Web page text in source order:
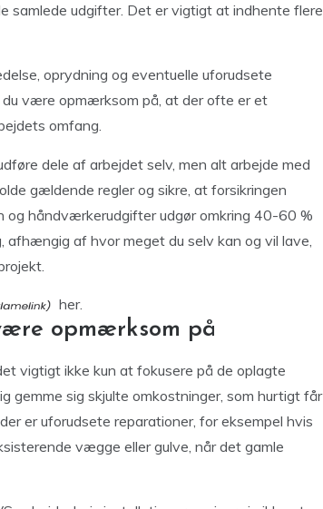
samlede udgifter. Det er vigtigt at indhente flere
oprydning og eventuelle uforudsete
du være opmærksom på, at der ofte er et
omfang.
dele af arbejdet selv, men alt arbejde med
gældende regler og sikre, at forsikringen
og håndværkerudgifter udgør omkring 40-60 %
af hvor meget du selv kan og vil lave,
her.
opmærksom på
vigtigt ikke kun at fokusere på de oplagte
gemme sig skjulte omkostninger, som hurtigt får
er uforudsete reparationer, for eksempel hvis
vægge eller gulve, når det gamle